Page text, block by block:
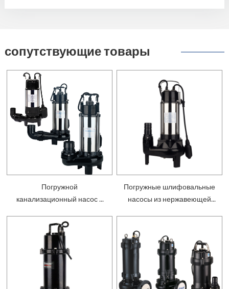
сопутствующие товары
Погружной
канализационный насос с
— SVD
Погружные шлифовальные
насосы из нержавеющей